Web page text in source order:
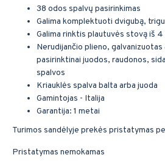
38 odos spalvų pasirinkimas
Galima komplektuoti dvigubą,
Galima rinktis plautuvės stovą iš 4
Nerudijančio plieno,
pasirinktinai juodos, raudonos,
spalvos
Kriauklės spalva balta arba juoda
Gamintojas - Italija
Garantija: 1 metai
Turimos sandėlyje prekės pristatymas
Pristatymas nemokamas